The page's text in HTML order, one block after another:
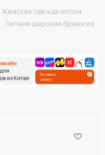
Женская одежда оптом
Летние широкие брюки из